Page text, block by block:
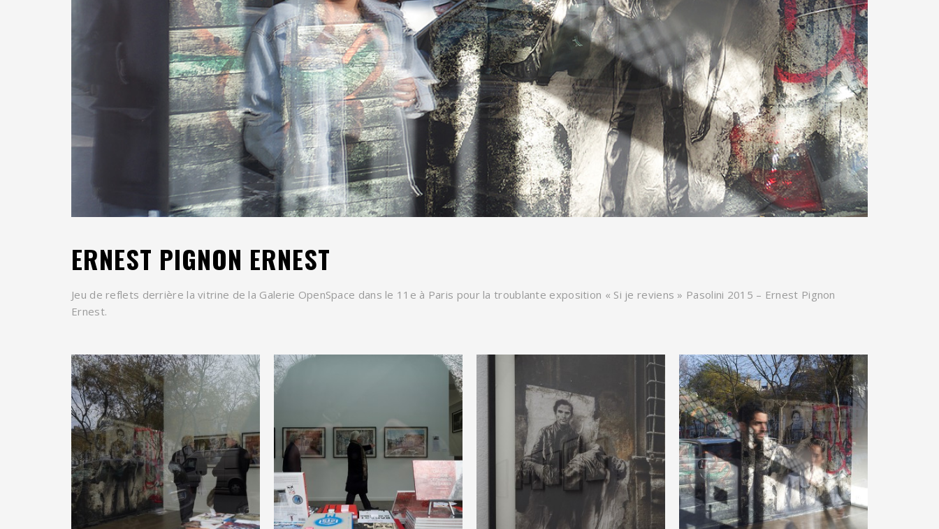
ERNEST PIGNON ERNEST
Jeu de reflets derrière la vitrine de la Galerie OpenSpace dans le 11e à Paris pour la troublante exposition « Si je reviens » Pasolini 2015 – Ernest Pignon
Ernest.